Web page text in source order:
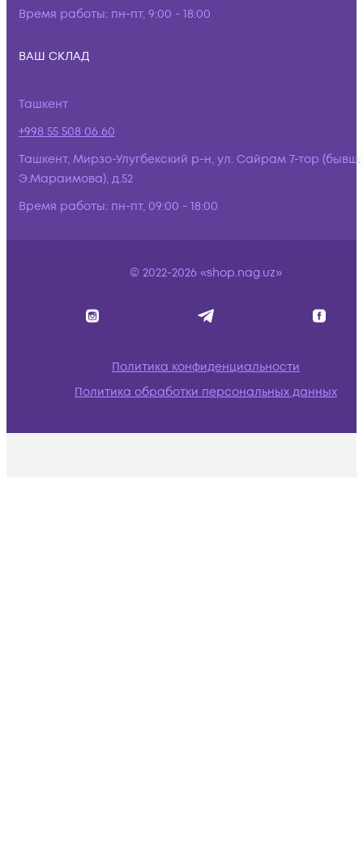
Время работы: пн-пт, 9:00 - 18:00
ВАШ СКЛАД
Ташкент
+998 55 508 06 60
Ташкент, Мирзо-Улугбекский р-н, ул. Сайрам 7-тор (бывш.
Э.Мараимова), д.52
Время работы: пн-пт, 09:00 - 18:00
© 2022-2026 «shop.nag.uz»
Политика конфиденциальности
Политика обработки персональных данных